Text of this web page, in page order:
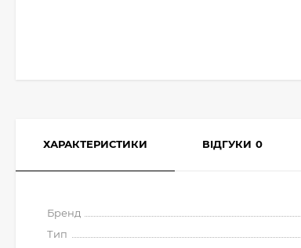
ХАРАКТЕРИСТИКИ ВІДГУКИ 0
Бренд
Тип